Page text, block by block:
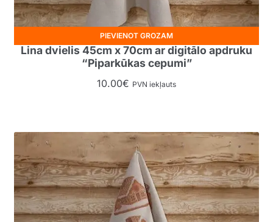
Lina dvielis 45cm x 70cm ar digitālo apdruku
“Piparkūkas cepumi”
10.00€ PVN iekļauts
PIEVIENOT GROZAM